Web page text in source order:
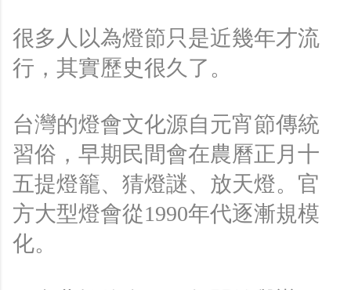
很多人以為燈節只是近幾年才流
行，其實歷史很久了。
台灣的燈會文化源自元宵節傳統
習俗，早期民間會在農曆正月十
五提燈籠、猜燈謎、放天燈。官
方大型燈會從1990年代逐漸規模
化。